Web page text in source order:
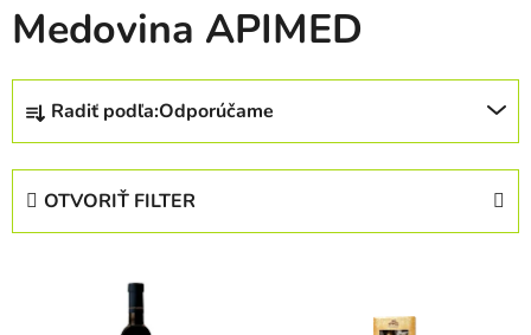
Medovina APIMED
R
d
Radiť podľa:Odporúčame
OTVORIŤ FILTER